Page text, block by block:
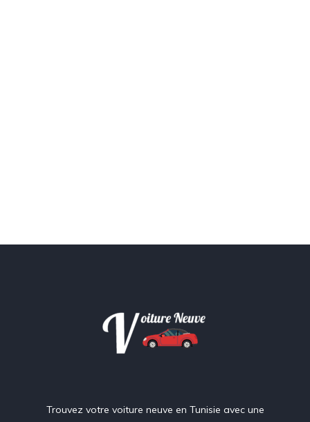
Trouvez votre voiture neuve en Tunisie avec une